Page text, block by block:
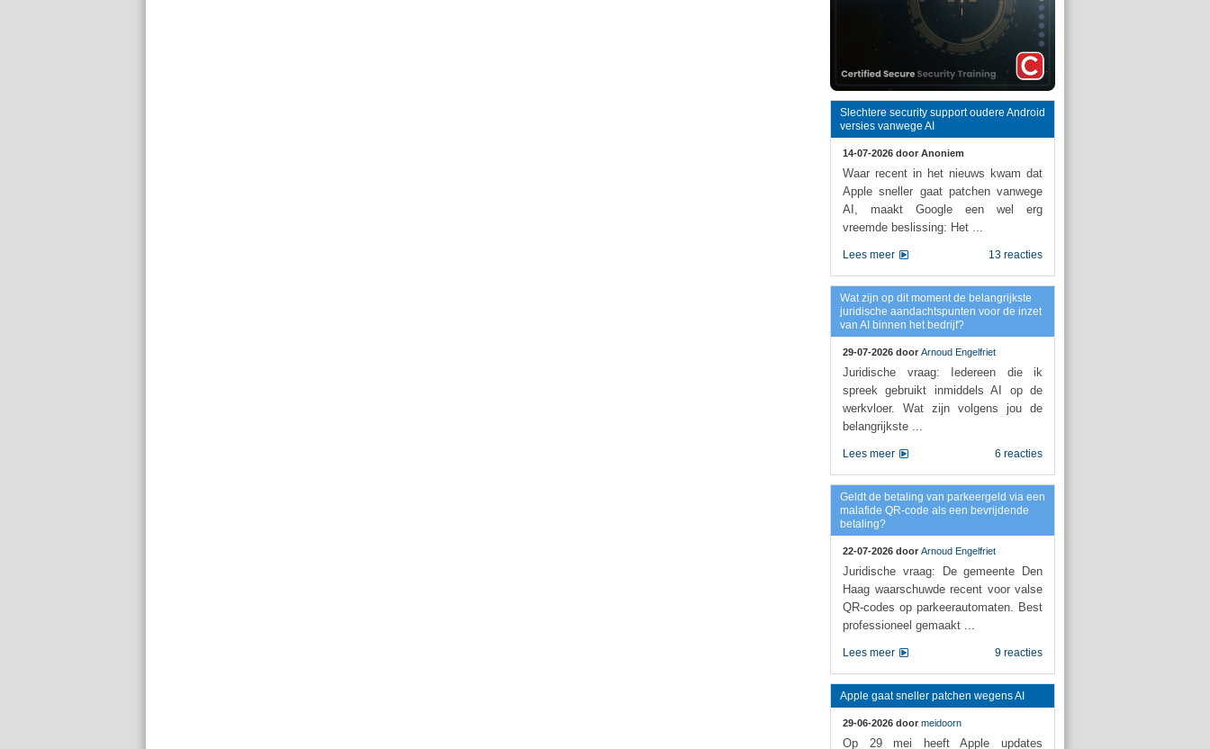
Slechtere security support oudere Android
versies vanwege AI
14-07-2026 door Anoniem
Waar recent in het nieuws kwam dat
Apple sneller gaat patchen vanwege
AI, maakt Google een wel erg
vreemde beslissing: Het ...
13 reacties
Lees meer
Wat zijn op dit moment de belangrijkste
juridische aandachtspunten voor de inzet
van AI binnen het bedrijf?
29-07-2026 door Arnoud Engelfriet
Juridische vraag: Iedereen die ik
spreek gebruikt inmiddels AI op de
werkvloer. Wat zijn volgens jou de
belangrijkste ...
6 reacties
Lees meer
Geldt de betaling van parkeergeld via een
malafide QR-code als een bevrijdende
betaling?
22-07-2026 door Arnoud Engelfriet
Juridische vraag: De gemeente Den
Haag waarschuwde recent voor valse
QR-codes op parkeerautomaten. Best
professioneel gemaakt ...
9 reacties
Lees meer
Apple gaat sneller patchen wegens AI
29-06-2026 door meidoorn
Op 29 mei heeft Apple updates